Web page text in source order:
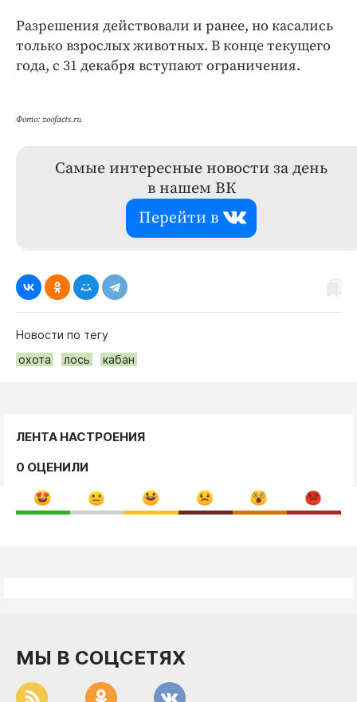
Разрешения действовали и ранее, но касались
только взрослых животных. В конце текущего
года, с 31 декабря вступают ограничения.
Фото: zoofacts.ru
Самые интересные новости за день
в нашем ВК
Перейти в
Новости по тегу
охота
лось кабан
ЛЕНТА НАСТРОЕНИЯ
0 ОЦЕНИЛИ
МЫ В СОЦСЕТЯХ